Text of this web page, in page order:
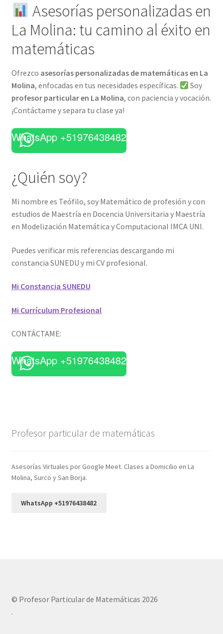
Asesorías personalizadas en
La Molina: tu camino al éxito en
matemáticas
Ofrezco asesorías personalizadas de matemáticas en La
Molina, enfocadas en tus necesidades específicas.
Soy
profesor particular en La Molina, con paciencia y vocación.
¡Contáctame y separa tu clase ya!
WhatsApp +51976438482
¿Quién soy?
Mi nombre es Teófilo, soy Matemático de profesión y con
estudios de Maestría en Docencia Universitaria y Maestría
en Modelización Matemática y Computacional IMCA UNI.
Puedes verificar mis referencias descargando mi
constancia SUNEDU y mi CV profesional.
Mi Constancia SUNEDU
Mi Currículum Profesional
CONTÁCTAME:
WhatsApp +51976438482
Profesor particular de matemáticas
Asesorías Virtuales por Google Meet. Clases a Domicilio en La
Molina, Surco y San Borja.
WhatsApp +51976438482
© Profesor Particular de Matemáticas 2026
.